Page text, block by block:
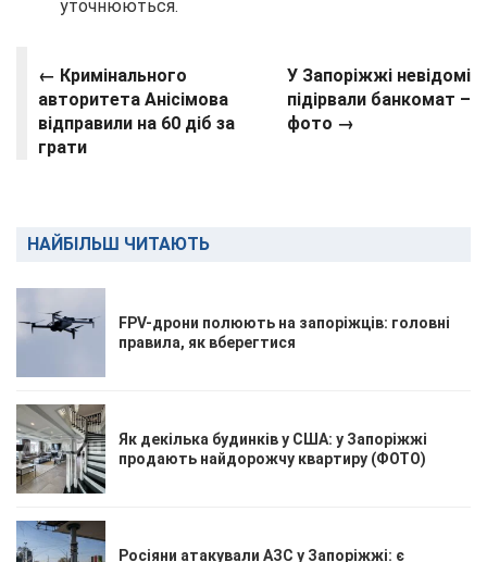
уточнюються.
← Кримінального
авторитета Анісімова
відправили на 60 діб за
грати
У Запоріжжі невідомі
підірвали банкомат –
фото →
НАЙБІЛЬШ ЧИТАЮТЬ
FPV-дрони полюють на запоріжців: головні
правила, як вберегтися
Як декілька будинків у США: у Запоріжжі
продають найдорожчу квартиру (ФОТО)
Росіяни атакували АЗС у Запоріжжі: є